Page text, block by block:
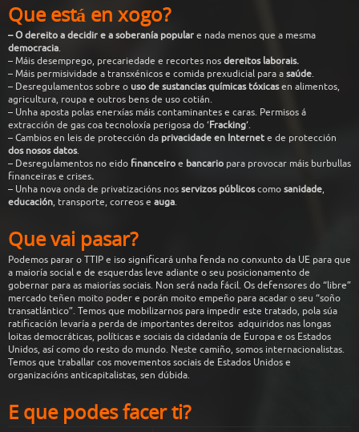
Que está en xogo?
– O dereito a decidir e a soberanía populare nada menos que a mesma
democracia.
– Máis desemprego, precariedade e recortes nosdereitos laborais.
– Máis permisividade a transxénicose comida prexudicial para asaúde.
– Desregulamentos sobre o uso de sustancias químicas tóxicasen alimentos,
agricultura, roupa e outros bens de uso cotián.
– Unha aposta polas enerxías máis contaminantes e caras. Permisos á
extracción de gas coa tecnoloxía perigosa do ‘Fracking‘.
– Cambios en leis de protección da privacidade en Internete de protección
dos nosos datos.
– Desregulamentos no eido financeiroe bancario para provocar máis burbullas
financeiras e crises.
– Unha nova onda de privatizacións nosservizos públicoscomosanidade,
educación, transporte, correos e auga.
Quevai pasar?
Podemos parar o TTIP e iso significará unha fenda no conxunto da UE para que
a maioría social e de esquerdas leve adiante o seu posicionamento de
gobernar para as maiorías sociais. Non será nada fácil. Os defensores do “libre”
mercado teñen moito poder e porán moito empeño para acadar o seu “soño
transatlántico”. Temos que mobilizarnos para impedir este tratado, pola súa
ratificación levaría a perda de importantes dereitos adquiridos nas longas
loitas democráticas, políticas e sociais da cidadanía de Europa e os Estados
Unidos, así como do resto do mundo. Neste camiño, somos internacionalistas.
Temos que traballar cos movementos sociais de Estados Unidos e
organizacións anticapitalistas, sen dúbida.
E que podesfacerti?